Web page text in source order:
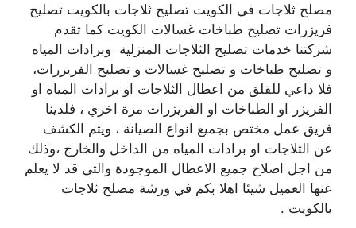
مصلح ثلاجات في الكويت تصليح ثلاجات بالكويت تصليح
فريزرات تصليح طباخات غسالات الكويت كما تقدم
شركتنا خدمات تصليح الثلاجات المنزلية وبرادات المياه
و تصليح طباخات و تصليح غسالات و تصليح الفريزرات،
فلا داعي للقلق من اعطال الثلاجات او برادات المياه او
الفريزر او الطباخات او الفريزرات مرة اخري ، فلدينا
فريق عمل مختص بجميع انواع الصيانة ، ويتم الكشف
عن الثلاجات او برادات المياه من الداخل والخارج ،وذلك
من اجل اصلاح جميع الاعطال الموجودة والتي قد لا يعلم
عنها العميل شيئا اهلا بكم في ورشة مصلح ثلاجات
بالكويت .